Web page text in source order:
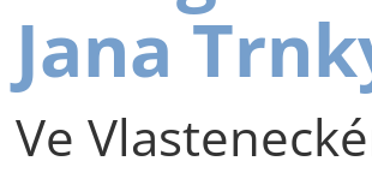
Jana
Ve